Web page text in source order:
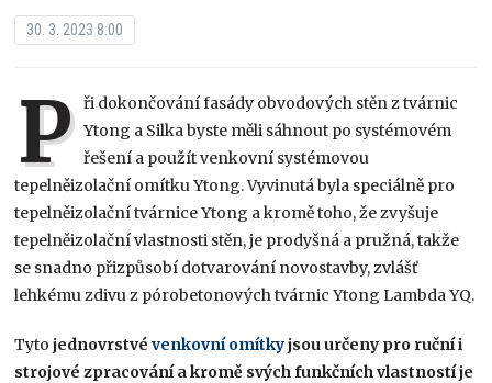
30. 3. 2023 8:00
P ři dokončování fasády obvodových stěn z tvárnic
Ytong a Silka byste měli sáhnout po systémovém
řešení a použít venkovní systémovou
tepelněizolační omítku Ytong. Vyvinutá byla speciálně pro
tepelněizolační tvárnice Ytong a kromě toho, že zvyšuje
tepelněizolační vlastnosti stěn, je prodyšná a pružná, takže
se snadno přizpůsobí dotvarování novostavby, zvlášť
lehkému zdivu z pórobetonových tvárnic Ytong Lambda YQ.
Tytojednovrstvévenkovní omítkyjsou určeny pro ruční i
strojové zpracování a kromě svých funkčních vlastností je